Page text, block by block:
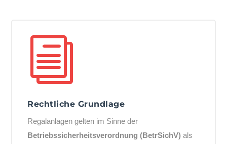
i
Rechtliche Grundlage
Regalanlagen gelten im Sinne der
Betriebssicherheitsverordnung (BetrSichV) als